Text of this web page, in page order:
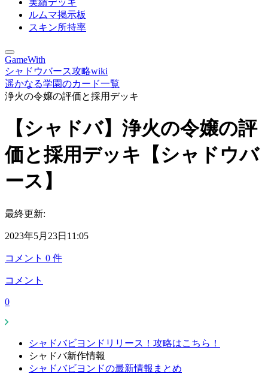
実績デッキ
ルムマ掲示板
スキン所持率
GameWith
シャドウバース攻略wiki
遥かなる学園のカード一覧
浄火の令嬢の評価と採用デッキ
【シャドバ】浄火の令嬢の評
価と採用デッキ【シャドウバ
ース】
最終更新:
2023年5月23日11:05
コメント 0 件
コメント
0
シャドバビヨンドリリース！攻略はこちら！
シャドバ新作情報
シャドバビヨンドの最新情報まとめ